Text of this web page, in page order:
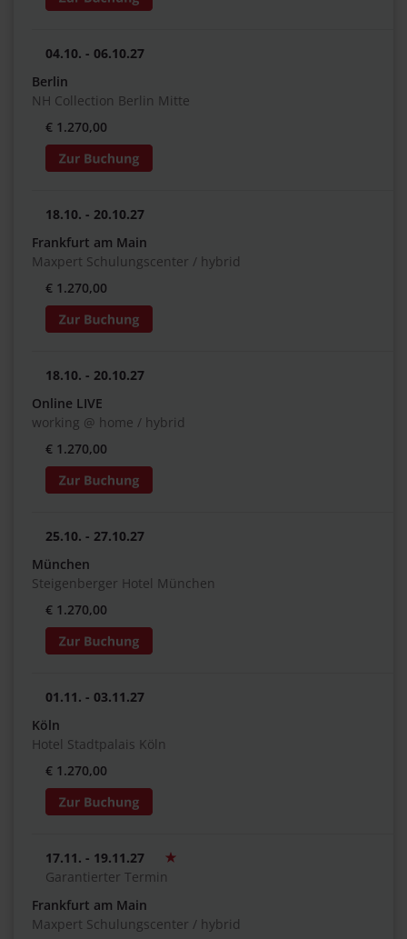
04.10. - 06.10.27
Berlin
NH Collection Berlin Mitte
€ 1.270,00
18.10. - 20.10.27
Frankfurt am Main
Maxpert Schulungscenter / hybrid
€ 1.270,00
18.10. - 20.10.27
Online LIVE
working @ home / hybrid
€ 1.270,00
25.10. - 27.10.27
München
Steigenberger Hotel München
€ 1.270,00
01.11. - 03.11.27
Köln
Hotel Stadtpalais Köln
€ 1.270,00
17.11. - 19.11.27
Garantierter Termin
Frankfurt am Main
Maxpert Schulungscenter / hybrid